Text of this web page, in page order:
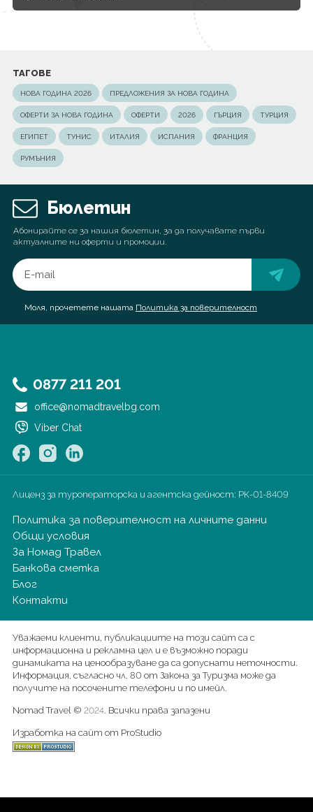
ТАГОВЕ
НОВА ГОДИНА 2026 ПРЕДЛОЖЕНИЯ ЗА НОВА ГОДИНА
ОФЕРТИ ЗА НОВА ГОДИНА ОФЕРТИ 2026 ГЪРЦИЯ ТУРЦИЯ
ЕГИПЕТ ТУНИС ИТАЛИЯ ИСПАНИЯ ФРАНЦИЯ
РУМЪНИЯ
Бюлетин
Абонирайте се за нашия бюлетин, за да получавате първи
актуалните ни оферти и промоции.
Моля, прочетете нашата Политика за поверителност
0877 211 201
office@nomadtravelbg.com
Viber Chat
Лиценз за туроператорска и агентска дейност: РК-01-8409
Политика за поверителност на личните данни
Общи условия
За Номад Травел
Банкова сметка
Блог
Контакти
Уважаеми клиенти, публикациите на този сайт са с
информационна и рекламна цел и е възможно поради
динамиката на ценообразуване да са допуснати неточности.
Информация, съгласно чл. 80 от Закона за Туризма може да
получите на посочените телефони и по имейл.
Nomad Travel © 2024. Всички права запазени
Изработка на сайт от ProStudio